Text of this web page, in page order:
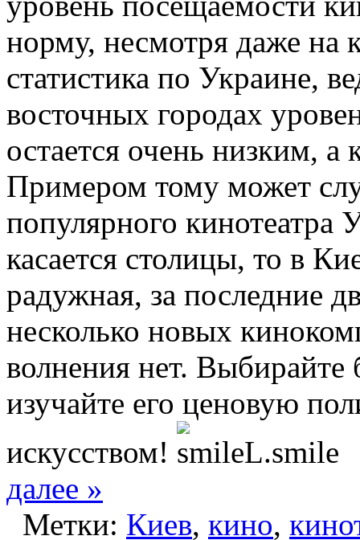
норму, несмотря даже на
статистика по Украине,
восточных городах
остается очень низким, а
Примером тому может
популярного кинотеатра
касается столицы, то в
радужная, за последние
несколько новых
волнения нет.
изучайте его ценовую
искусством!
далее »
Метки: Киев, кино,